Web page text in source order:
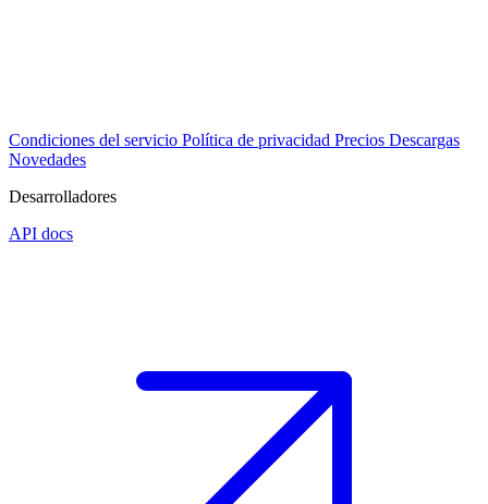
Condiciones del servicio Política de privacidad Precios Descargas
Novedades
Desarrolladores
API docs